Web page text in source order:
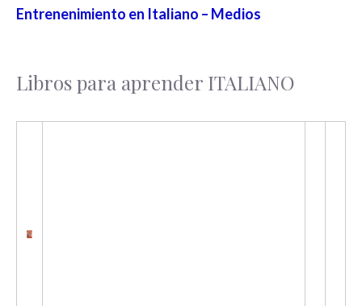
Entrenenimiento en Italiano – Medios
Libros para aprender ITALIANO